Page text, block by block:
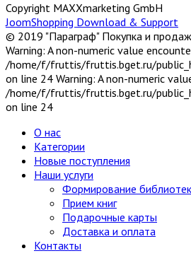
Copyright MAXXmarketing GmbH
JoomShopping Download & Support
© 2019 "Параграф" Покупка и
Warning: A non-numeric value
/home/f/fruttis/fruttis.bget.ru/
on line 24 Warning: A non-numeric
/home/f/fruttis/fruttis.bget.ru/
on line 24
О нас
Категории
Новые поступления
Наши услуги
Формирование библиотек
Прием книг
Подарочные карты
Доставка и оплата
Контакты